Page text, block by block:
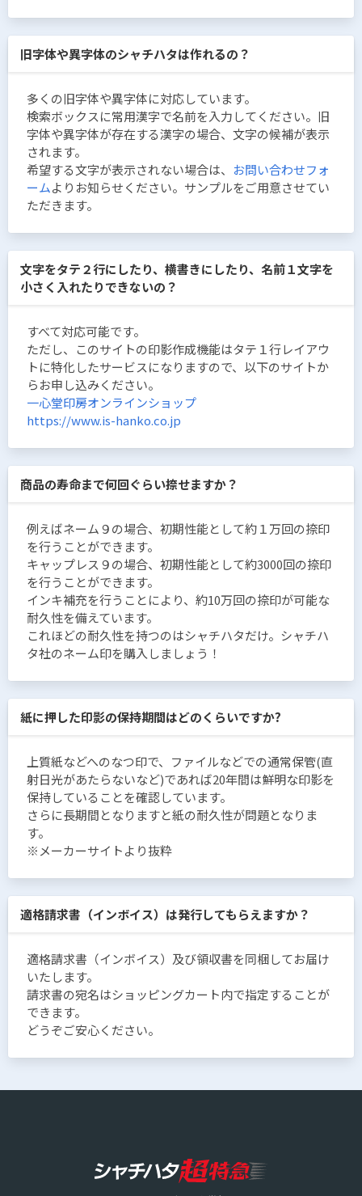
旧字体や異字体のシャチハタは作れるの？
多くの旧字体や異字体に対応しています。
検索ボックスに常用漢字で名前を入力してください。旧
字体や異字体が存在する漢字の場合、文字の候補が表示
されます。
希望する文字が表示されない場合は、 お問い合わせフォ
ームよりお知らせください。サンプルをご用意させてい
ただきます。
文字をタテ２行にしたり、横書きにしたり、名前１文字を
小さく入れたりできないの？
すべて対応可能です。
ただし、このサイトの印影作成機能はタテ１行レイアウ
トに特化したサービスになりますので、以下のサイトか
らお申し込みください。
一心堂印房オンラインショップ
https://www.is-hanko.co.jp
商品の寿命まで何回ぐらい捺せますか？
例えばネーム９の場合、初期性能として約１万回の捺印
を行うことができます。
キャップレス９の場合、初期性能として約3000回の捺印
を行うことができます。
インキ補充を行うことにより、約10万回の捺印が可能な
耐久性を備えています。
これほどの耐久性を持つのはシャチハタだけ。シャチハ
タ社のネーム印を購入しましょう！
紙に押した印影の保持期間はどのくらいですか?
上質紙などへのなつ印で、ファイルなどでの通常保管(直
射日光があたらないなど)であれば20年間は鮮明な印影を
保持していることを確認しています。
さらに長期間となりますと紙の耐久性が問題となりま
す。
※メーカーサイトより抜粋
適格請求書（インボイス）は発行してもらえますか？
適格請求書（インボイス）及び領収書を同梱してお届け
いたします。
請求書の宛名はショッピングカート内で指定することが
できます。
どうぞご安心ください。